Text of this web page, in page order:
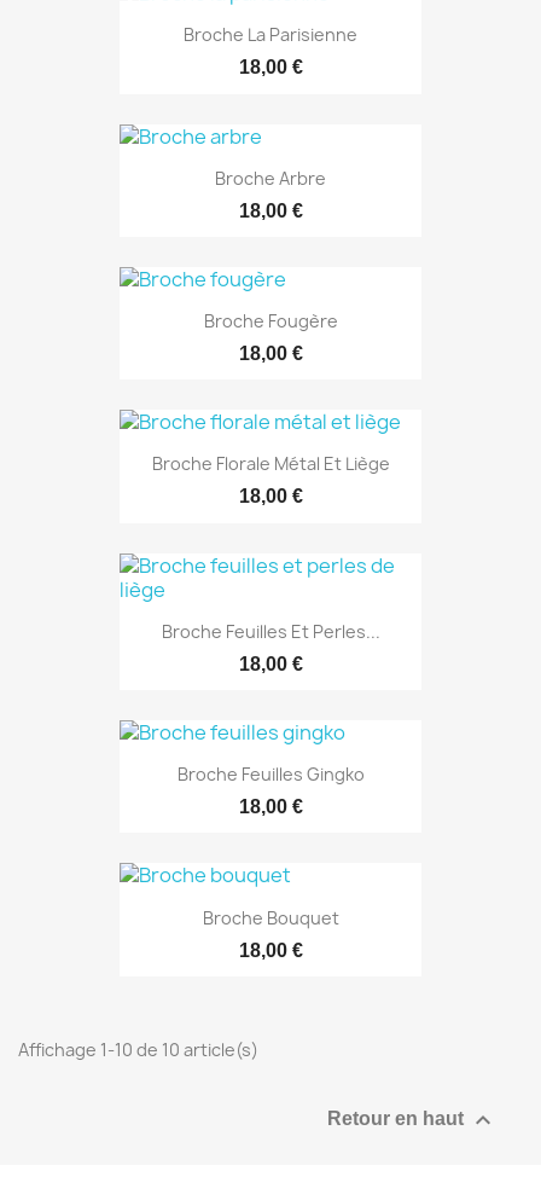
Broche La Parisienne
18,00 €
Broche Arbre
18,00 €
Broche Fougère
18,00 €
Broche Florale Métal Et Liège
18,00 €
Broche Feuilles Et Perles...
18,00 €
Broche Feuilles Gingko
18,00 €
Broche Bouquet
18,00 €
Affichage 1-10 de 10 article(s)
Retour en haut 